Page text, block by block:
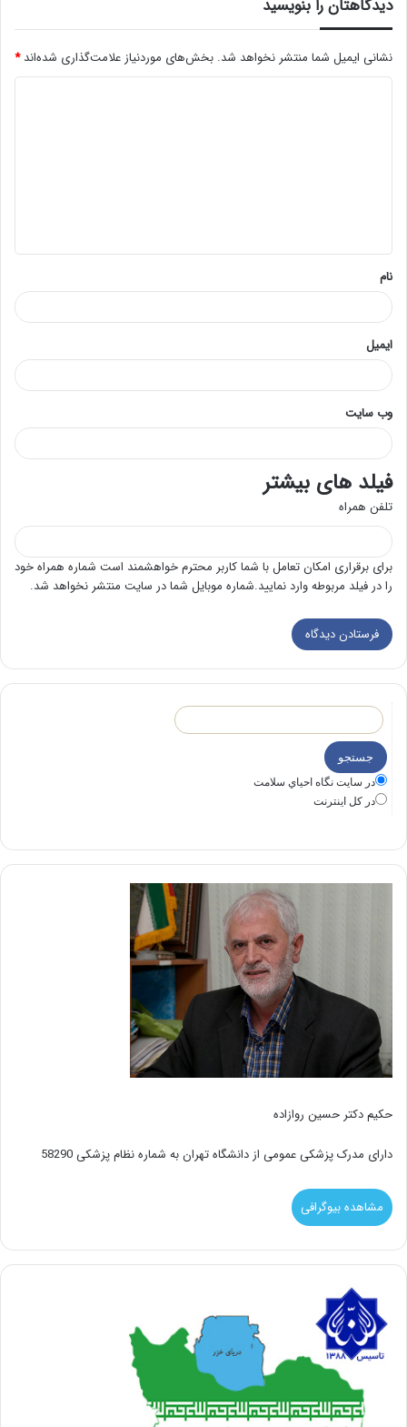
دیدگاهتان را بنویسید
نشانی ایمیل شما منتشر نخواهد شد. بخش‌های موردنیاز علامت‌گذاری شده‌اند*
*
نام
ایمیل
وب‌ سایت
فیلد های بیشتر
تلفن همراه
برای برقراری امکان تعامل با شما کاربر محترم خواهشمند است شماره همراه خود
را در فیلد مربوطه وارد نمایید.شماره موبایل شما در سایت منتشر نخواهد شد.
در سايت نگاه احياي سلامت
در كل اينترنت
حکیم دکتر حسین روازاده
دارای مدرک پزشکی عمومی از دانشگاه تهران به شماره نظام پزشکی 58290
مشاهده بیوگرافی